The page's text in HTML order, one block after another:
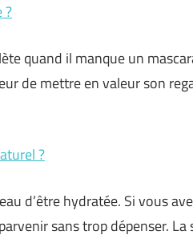
?
quand il manque un
de mettre en valeur son
?
d’être hydratée. Si vous
sans trop dépenser.